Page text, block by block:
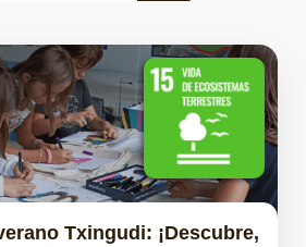
Txingudi: ¡Descubre,